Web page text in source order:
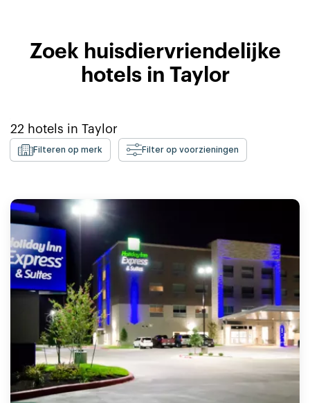
Zoek huisdiervriendelijke
hotels in Taylor
22 hotels in Taylor
Filteren op merk Filter op voorzieningen